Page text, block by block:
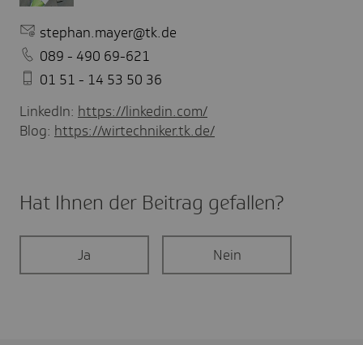
stephan.mayer@tk.de
089 - 490 69-621
01 51 - 14 53 50 36
LinkedIn: https://linkedin.com/
Blog: https://wirtechniker.tk.de/
Hat Ihnen der Beitrag gefal­len?
Ja Nein